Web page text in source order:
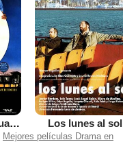
Luna llena en agua azul Los lunes al sol
Mejores películas Drama en